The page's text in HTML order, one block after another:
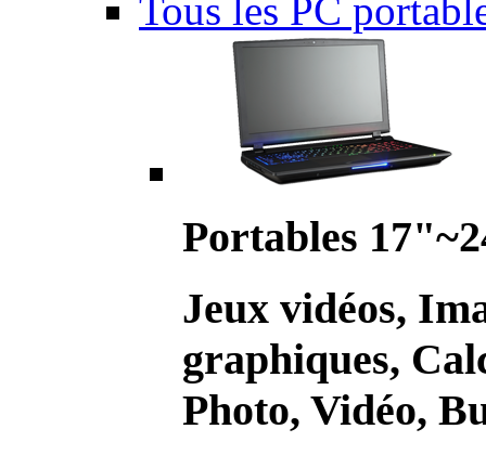
Tous les PC
Portables
Jeux vidéos,
graphiques,
Photo, Vidéo,